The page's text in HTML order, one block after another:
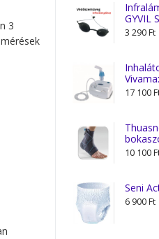
3
GYVIL
3 290Ft
17 100
10 100
Seni
6 900Ft